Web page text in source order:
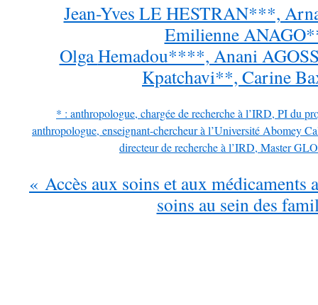
Jean-Yves LE HESTRAN***,
Emilienne
OlgaHemadou****, Anani
Kpatchavi**, Carine
* : anthropologue, chargée de recherche à l’IRD, PI du
anthropologue, enseignant-chercheur à l’Université Abomey
directeur de recherche à l’IRD, Master
« Accès aux soins et aux médicaments
soins au sein des